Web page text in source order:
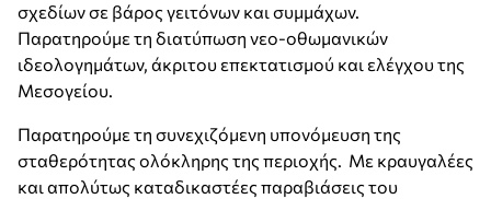
σχεδίων σε βάρος γειτόνων και συμμάχων.
Παρατηρούμε τη διατύπωση νεο-οθωμανικών
ιδεολογημάτων, άκριτου επεκτατισμού και ελέγχου της
Μεσογείου.
Παρατηρούμε τη συνεχιζόμενη υπονόμευση της
σταθερότητας ολόκληρης της περιοχής. Με κραυγαλέες
και απολύτως καταδικαστέες παραβιάσεις του